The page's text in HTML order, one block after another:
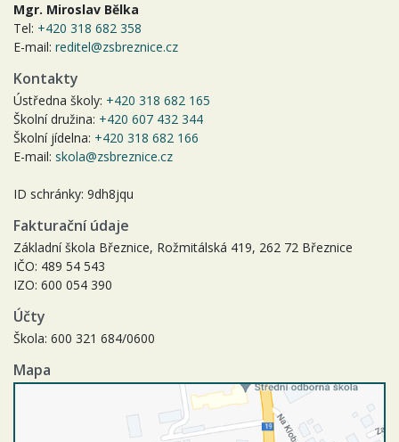
Mgr. Miroslav Bělka
Tel: +420 318 682 358
E-mail: reditel@zsbreznice.cz
Kontakty
Ústředna školy: +420 318 682 165
Školní družina: +420 607 432 344
Školní jídelna: +420 318 682 166
E-mail: skola@zsbreznice.cz
ID schránky: 9dh8jqu
Fakturační údaje
Základní škola Březnice, Rožmitálská 419, 262 72 Březnice
IČO: 489 54 543
IZO: 600 054 390
Účty
Škola: 600 321 684/0600
Mapa